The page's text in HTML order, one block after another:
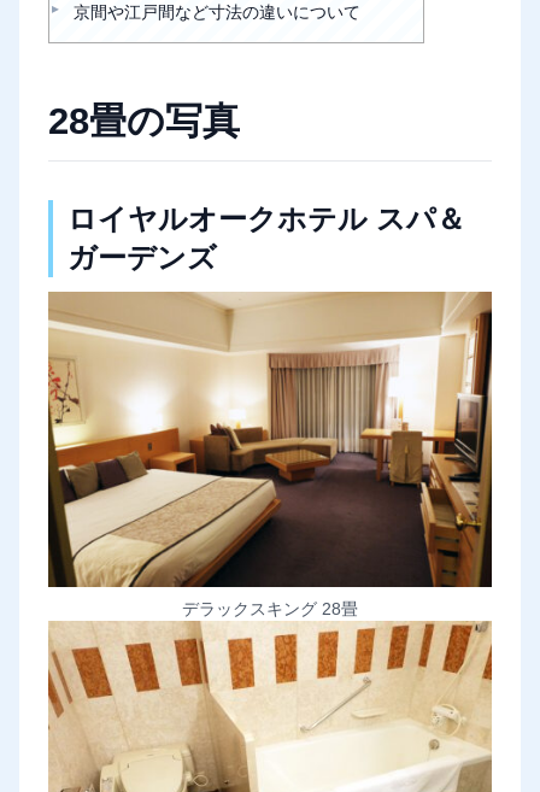
京間や江戸間など寸法の違いについて
28畳の写真
ロイヤルオークホテル スパ＆
ガーデンズ
デラックスキング 28畳